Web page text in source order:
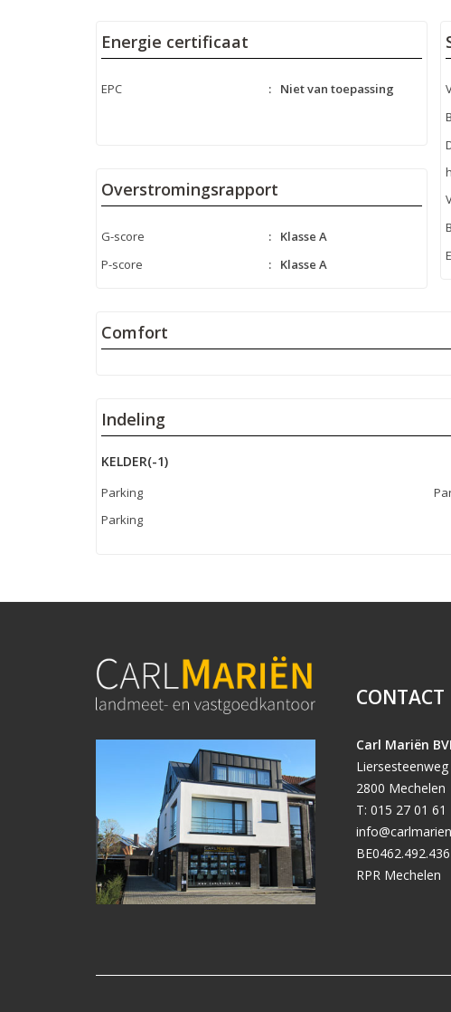
Energie certificaat
EPC : Niet van toepassing
Overstromingsrapport
G-score :
Klasse A
P-score
: Klasse A
Comfort
Indeling
KELDER(-1)
Parking
Parking
CONTACT
Carl Mariën
2800 Mechelen
T: 015 27 01 61
BE0462.492.436
RPR Mechelen